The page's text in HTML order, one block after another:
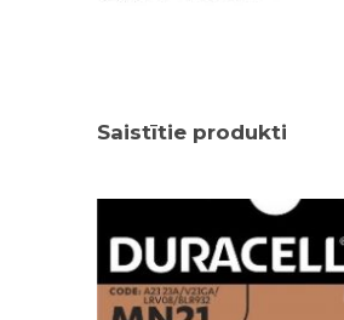
Saistītie produkti